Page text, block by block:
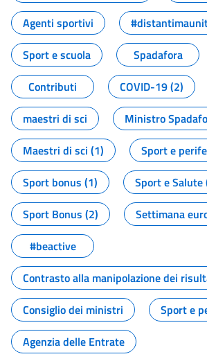
Agenti sportivi
Sport e scuola
Spadafora
Contributi
COVID-19 (2)
maestri di sci
Ministro
Maestri di sci (1)
Sport e
Sport bonus (1)
Sport e Salute
Sport Bonus (2)
Settimana
#beactive
Contrasto alla manipolazione dei
Consiglio dei ministri
Sport e
Agenzia delle Entrate